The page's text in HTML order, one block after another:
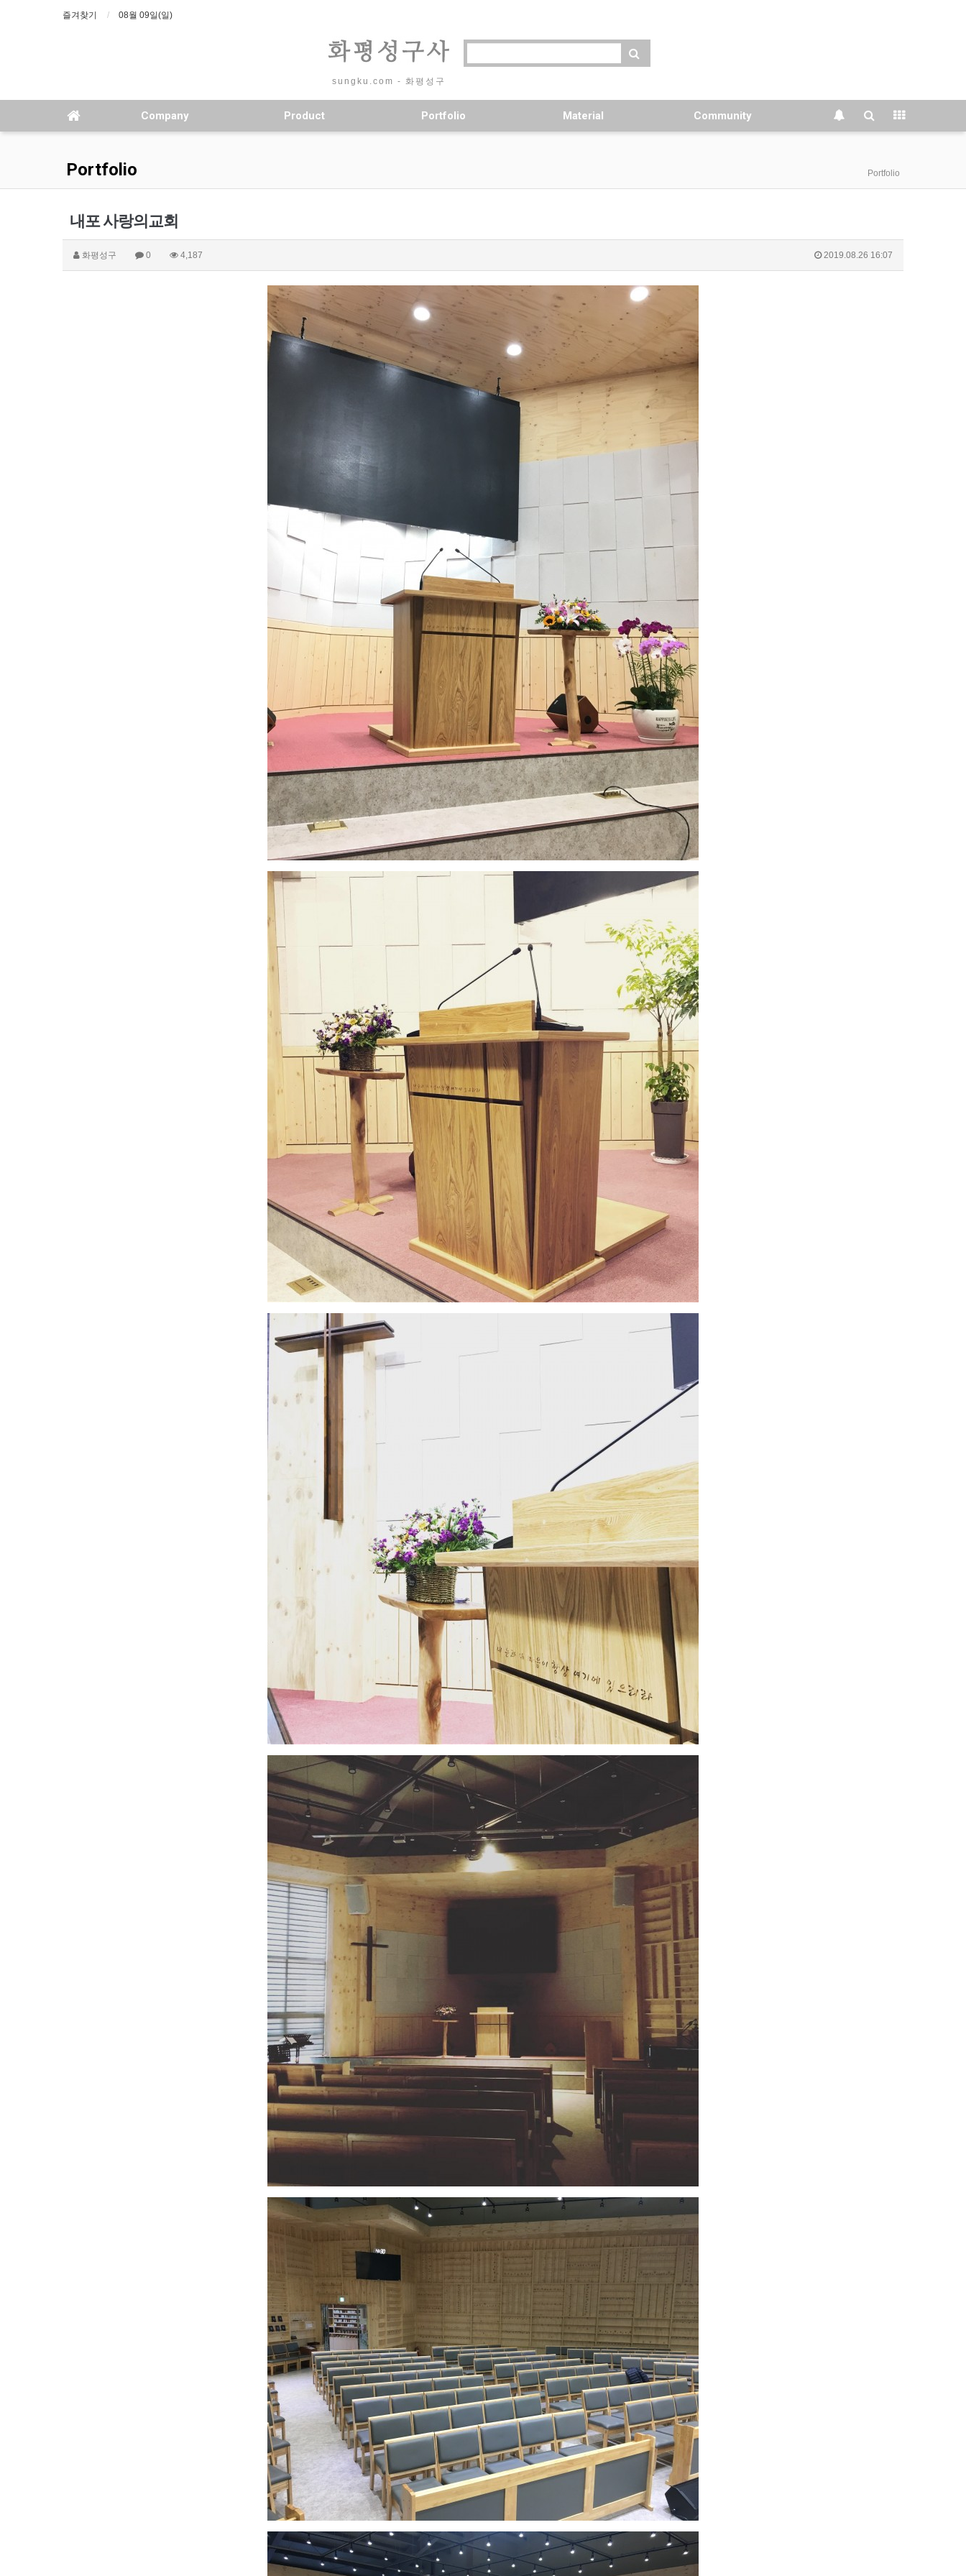
즐겨찾기 08월 09일(일)
sungku.com - 화평성구
Company Product Portfolio Material Community
Portfolio Portfolio
내포 사랑의교회
화평성구 0 4,187 2019.08.26 16:07